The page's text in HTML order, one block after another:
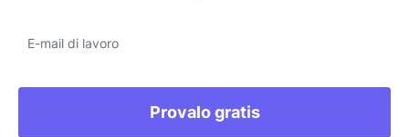
E-mail di lavoro
Provalo gratis